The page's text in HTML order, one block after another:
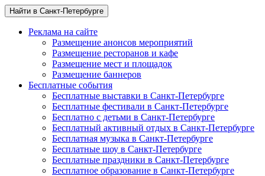
Найти в Санкт-Петербурге
Реклама на сайте
Размещение анонсов мероприятий
Размещение ресторанов и кафе
Размещение мест и площадок
Размещение баннеров
Бесплатные события
Бесплатные выставки в Санкт-Петербурге
Бесплатные фестивали в Санкт-Петербурге
Бесплатно с детьми в Санкт-Петербурге
Бесплатный активный отдых в Санкт-Петербурге
Бесплатная музыка в Санкт-Петербурге
Бесплатные шоу в Санкт-Петербурге
Бесплатные праздники в Санкт-Петербурге
Бесплатное образование в Санкт-Петербурге